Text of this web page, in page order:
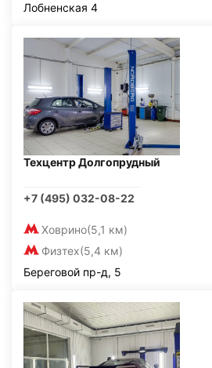
Лобненская 4
Техцентр Долгопрудный
+7 (495) 032-08-22
Ховрино(5,1 км)
Физтех(5,4 км)
Береговой пр-д, 5